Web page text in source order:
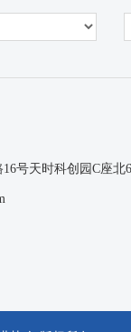
号天时科创园C座北